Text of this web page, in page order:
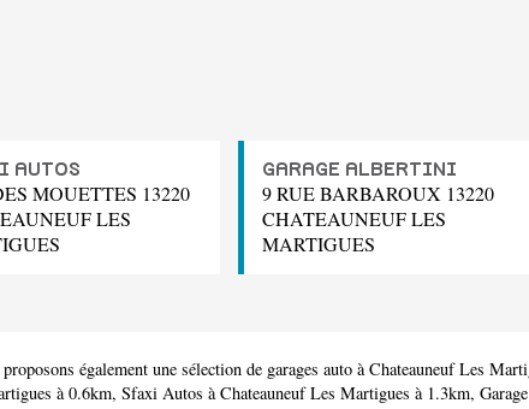
AUTOS
MOUETTES 13220
LES
GARAGE ALBERTINI
9 RUE BARBAROUX 13220
CHATEAUNEUF LES
MARTIGUES
également une sélection de garages auto à Chateauneuf Les
à 0.6km, Sfaxi Autos à Chateauneuf Les Martigues à 1.3km, Garage